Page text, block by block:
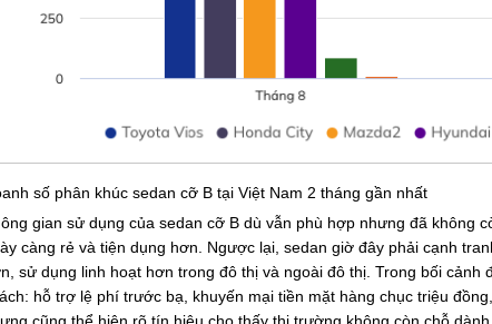
số phân khúc sedan cỡ B tại Việt Nam 2 tháng gần nhất
gian sử dụng của sedan cỡ B dù vẫn phù hợp nhưng đã không
càng rẻ và tiện dụng hơn. Ngược lại, sedan giờ đây phải cạnh
sử dụng linh hoạt hơn trong đô thị và ngoài đô thị. Trong bối
hỗ trợ lệ phí trước bạ, khuyến mại tiền mặt hàng chục triệu